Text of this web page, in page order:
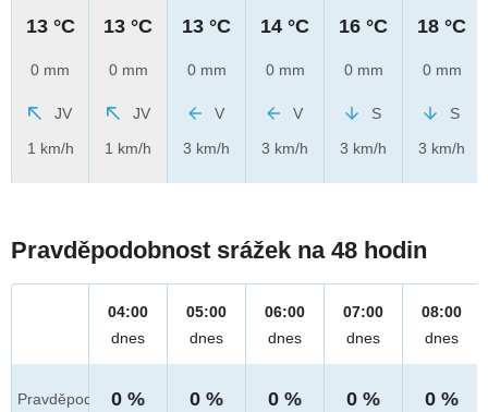
13 °C
0 mm
JV
1 km/h
13 °C
0 mm
JV
1 km/h
13 °C
0 mm
V
3 km/h
14 °C
0 mm
V
3 km/h
16 °C
0 mm
S
3 km/h
18 °C
0 mm
S
3 km/h
Pravděpodobnost srážek na 48 hodin
Pravděpod.
04:00
dnes
0 %
05:00
dnes
0 %
06:00
dnes
0 %
07:00
dnes
0 %
08:00
dnes
0 %